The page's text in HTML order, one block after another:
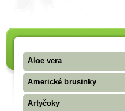
Aloe vera
Americké brusinky
Artyčoky